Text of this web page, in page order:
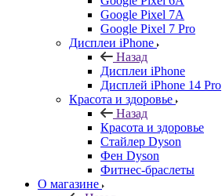
Google Pixel 7А
Google Pixel 7 Pro
Дисплеи iPhone
Назад
Дисплеи iPhone
Дисплей iPhone 14 Pro
Красота и здоровье
Назад
Красота и здоровье
Стайлер Dyson
Фен Dyson
Фитнес-браслеты
О магазине